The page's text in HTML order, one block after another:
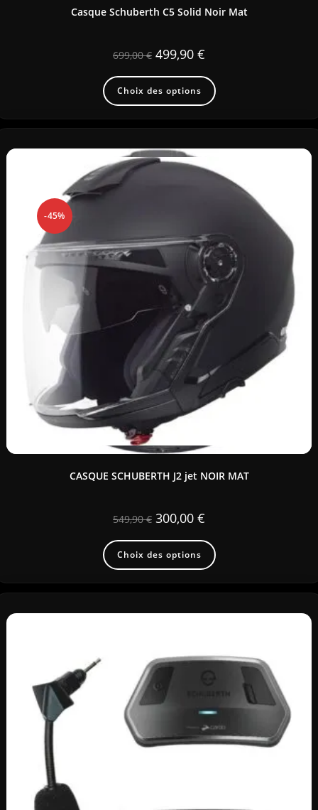
Casque Schuberth C5 Solid Noir Mat
699,00€ 499,90 €
Choix des options
-45%
CASQUE SCHUBERTH J2 jet NOIR MAT
549,90€ 300,00 €
Choix des options